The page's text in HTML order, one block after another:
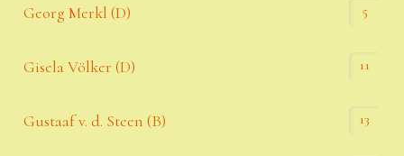
Georg Merkl (D) 5
Gisela Völker (D) 11
Gustaaf v. d. Steen (B) 13